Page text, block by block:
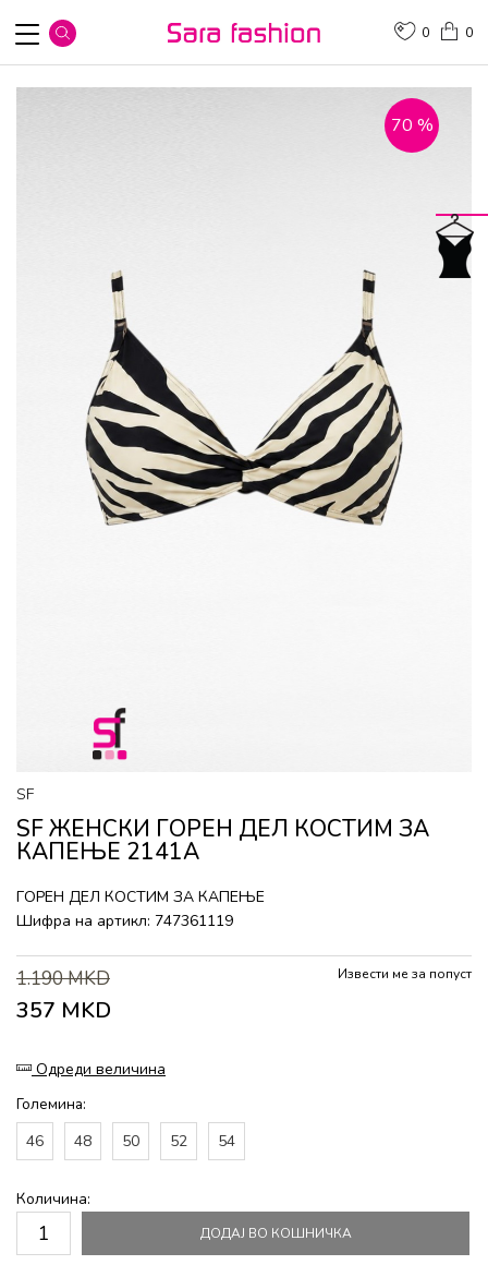
0
0
70 %
SF
SF ЖЕНСКИ ГОРEН ДЕЛ КОСТИМ ЗА
КАПЕЊЕ 2141A
ГОРEН ДЕЛ КОСТИМ ЗА КАПЕЊЕ
Шифра на артикл: 747361119
1.190MKD
357 MKD
Извести ме за попуст
Одреди величина
Големина:
46
48 50 52 54
Количина:
ДОДАЈ ВО КОШНИЧКА